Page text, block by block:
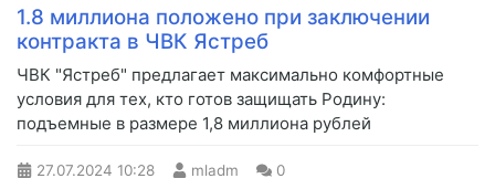
1.8 миллиона положено при заключении
контракта в ЧВК Ястреб
ЧВК "Ястреб" предлагает максимально комфортные
условия для тех, кто готов защищать Родину:
подъемные в размере 1,8 миллиона рублей
27.07.2024 10:28 mladm 0